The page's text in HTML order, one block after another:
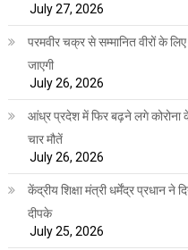
July 27, 2026
परमवीर चक्र से सम्मानित वीरों के
जाएगी
July 26, 2026
आंध्र प्रदेश में फिर बढ़ने लगे
चार मौतें
July 26, 2026
केंद्रीय शिक्षा मंत्री धर्मेंद्र प्रधान ने
दीपके
July 25, 2026